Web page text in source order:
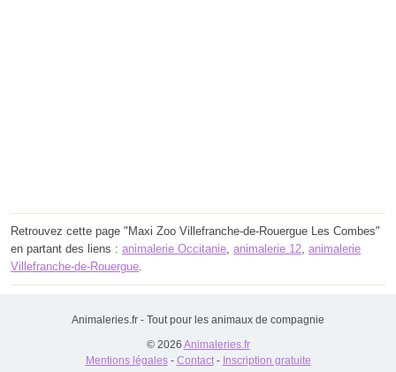
Retrouvez cette page "Maxi Zoo Villefranche-de-Rouergue Les Combes"
en partant des liens : animalerie Occitanie animalerie 12 animalerie
Villefranche-de-Rouergue
Animaleries.fr - Tout pour les animaux de compagnie
© 2026 Animaleries.fr
Mentions légales- Contact- Inscription gratuite